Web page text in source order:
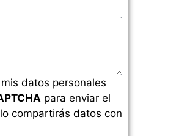
datos personales
para enviar el
compartirás datos con